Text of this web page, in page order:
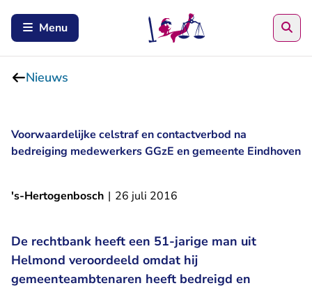
Menu
Nieuws
Voorwaardelijke celstraf en contactverbod na
bedreiging medewerkers GGzE en gemeente Eindhoven
's-Hertogenbosch | 26 juli 2016
De rechtbank heeft een 51-jarige man uit
Helmond veroordeeld omdat hij
gemeenteambtenaren heeft bedreigd en